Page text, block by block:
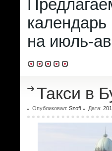
на июль-
Такси в
Опубликовал: Szofi Дата: